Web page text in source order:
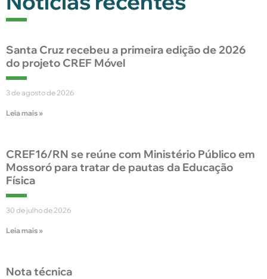
Santa Cruz recebeu a primeira edição de 2026
do projeto CREF Móvel
3 de agosto de 2026
Leia mais »
CREF16/RN se reúne com Ministério Público em
Mossoró para tratar de pautas da Educação
Física
30 de julho de 2026
Leia mais »
Nota técnica